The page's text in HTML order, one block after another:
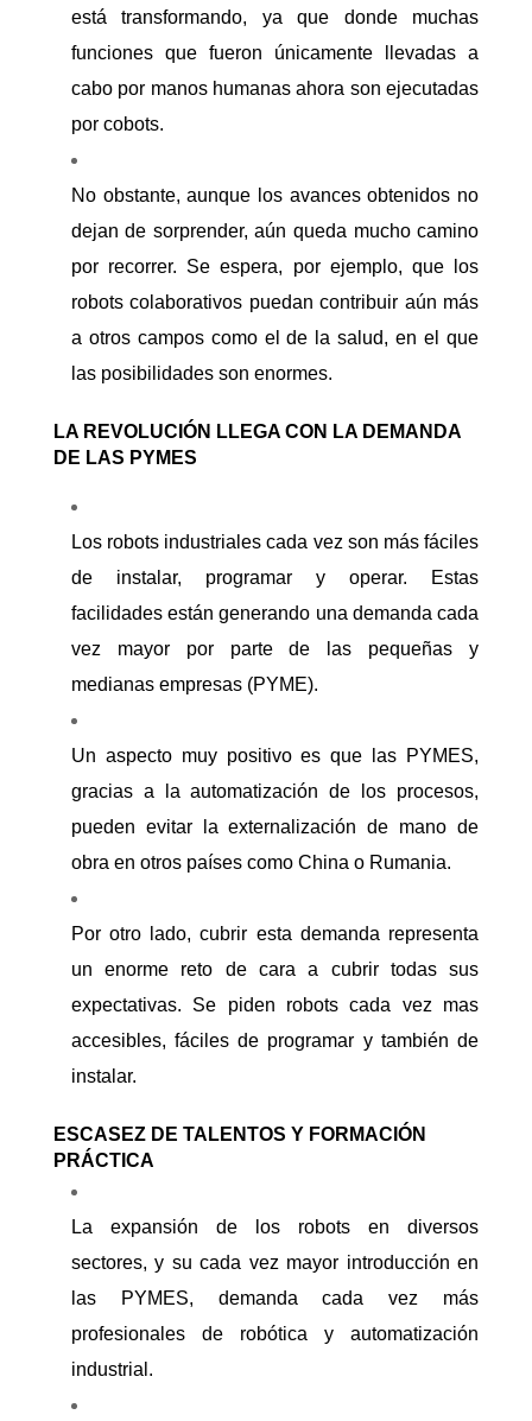
está transformando, ya que donde muchas
funciones que fueron únicamente llevadas a
cabo por manos humanas ahora son ejecutadas
por cobots.
No obstante, aunque los avances obtenidos no
dejan de sorprender, aún queda mucho camino
por recorrer. Se espera, por ejemplo, que los
robots colaborativos puedan contribuir aún más
a otros campos como el de la salud, en el que
las posibilidades son enormes.
LA REVOLUCIÓN LLEGA CON LA DEMANDA
DE LAS PYMES
Los robots industriales cada vez son más fáciles
de instalar, programar y operar. Estas
facilidades están generando una demanda cada
vez mayor por parte de las pequeñas y
medianas empresas (PYME).
Un aspecto muy positivo es que las PYMES,
gracias a la automatización de los procesos,
pueden evitar la externalización de mano de
obra en otros países como China o Rumania.
Por otro lado, cubrir esta demanda representa
un enorme reto de cara a cubrir todas sus
expectativas. Se piden robots cada vez mas
accesibles, fáciles de programar y también de
instalar.
ESCASEZ DE TALENTOS Y FORMACIÓN
PRÁCTICA
La expansión de los robots en diversos
sectores, y su cada vez mayor introducción en
las PYMES, demanda cada vez más
profesionales de robótica y automatización
industrial.